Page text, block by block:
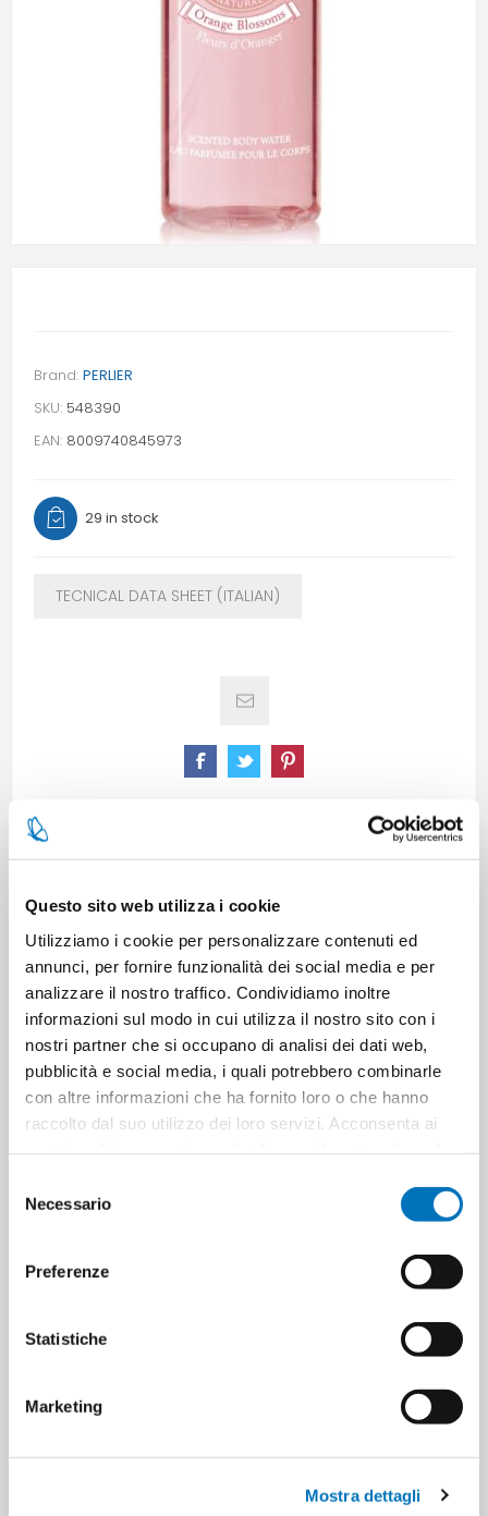
Questo sito web utilizza i cookie
Utilizziamo i cookie per personalizzare contenuti ed
annunci, per fornire funzionalità dei social media e per
analizzare il nostro traffico. Condividiamo inoltre
informazioni sul modo in cui utilizza il nostro sito con i
nostri partner che si occupano di analisi dei dati web,
pubblicità e social media, i quali potrebbero combinarle
con altre informazioni che ha fornito loro o che hanno
raccolto dal suo utilizzo dei loro servizi. Acconsenta ai
delNecessario
Preferenze
Statistiche
Marketing
Mostra dettagli
Brand: PERLIER
SKU: 548390
EAN: 8009740845973
29 in stock
TECNICAL DATA SHEET (ITALIAN)
SPECIFICATIONS
Pieces per carton 6
Cartons for pallets 0
Cartons for layer 0
Minimum sale
CUSTOMERS WHO BOUGHT
THIS ITEM ALSO BOUGHT